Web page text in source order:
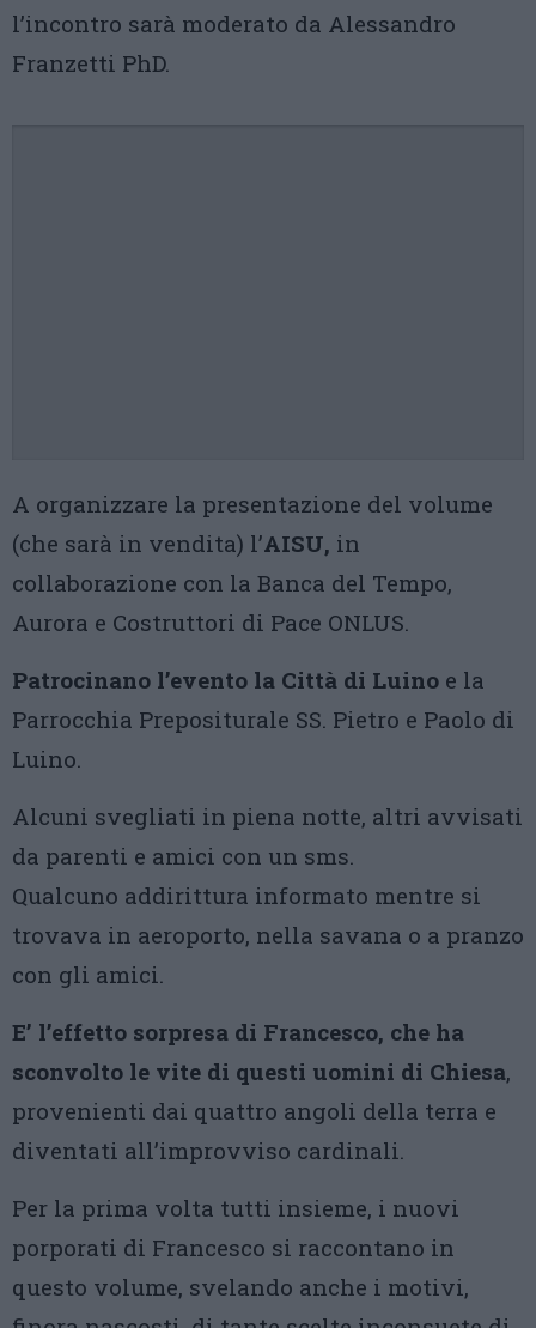
l’incontro sarà moderato da Alessandro
Franzetti PhD.
A organizzare la presentazione del volume
(che sarà in vendita) l’AISU, in
collaborazione con la Banca del Tempo,
Aurora e Costruttori di Pace ONLUS.
Patrocinano l’evento la Città di Luino e la
Parrocchia Prepositurale SS. Pietro e Paolo di
Luino.
Alcuni svegliati in piena notte, altri avvisati
da parenti e amici con un sms.
Qualcuno addirittura informato mentre si
trovava in aeroporto, nella savana o a pranzo
con gli amici.
E’ l’effetto sorpresa di Francesco, che ha
sconvolto le vite di questi uomini di Chiesa,
provenienti dai quattro angoli della terra e
diventati all’improvviso cardinali.
Per la prima volta tutti insieme, i nuovi
porporati di Francesco si raccontano in
questo volume, svelando anche i motivi,